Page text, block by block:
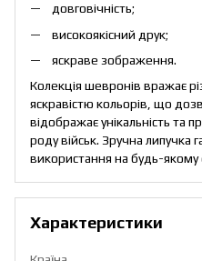
довговічність;
високоякісний друк;
яскраве зображення.
Колекція шевронів вражає
яскравістю кольорів, що
відображає унікальність та
роду військ. Зручна липучка
використання на будь-якому
Характеристики